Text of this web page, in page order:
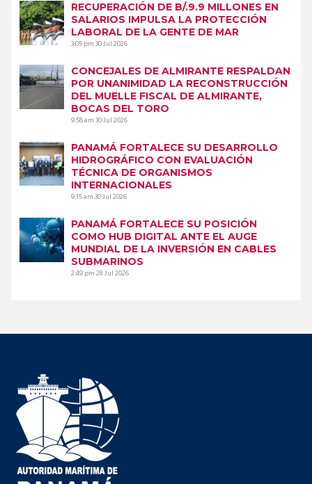
RECUPERACIÓN DE B/.9.9 MILLONES EN
SALARIOS IMPULSA LA PROTECCIÓN
LABORAL DE LA GENTE DE MAR
3:05 pm30 Jul 2026
CONCEJALES DE ALMIRANTE RESPALDAN
POR UNANIMIDAD LA RECONSTRUCCIÓN
DEL MUELLE FISCAL DE ALMIRANTE,
BOCAS DEL TORO
9:58 am30 Jul 2026
PANAMÁ FORTALECE SU DESARROLLO
HIDROGRÁFICO CON EVALUACIÓN
TÉCNICA DE ORGANISMOS
INTERNACIONALES
9:15 am30 Jul 2026
PANAMÁ FORTALECE SU POSICIÓN
COMO HUB DIGITAL ANTE EL AUGE
MUNDIAL DE LA INVERSIÓN EN CABLES
SUBMARINOS
2:49 pm28 Jul 2026